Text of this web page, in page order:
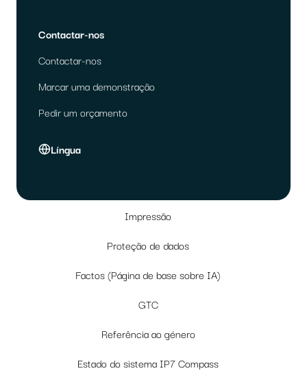
Contactar-nos
Contactar-nos
Marcar uma demonstração
Pedir um orçamento
Língua
Impressão
Proteção de dados
Factos (Página de base sobre IA)
GTC
Referência ao género
Estado do sistema IP7 Compass